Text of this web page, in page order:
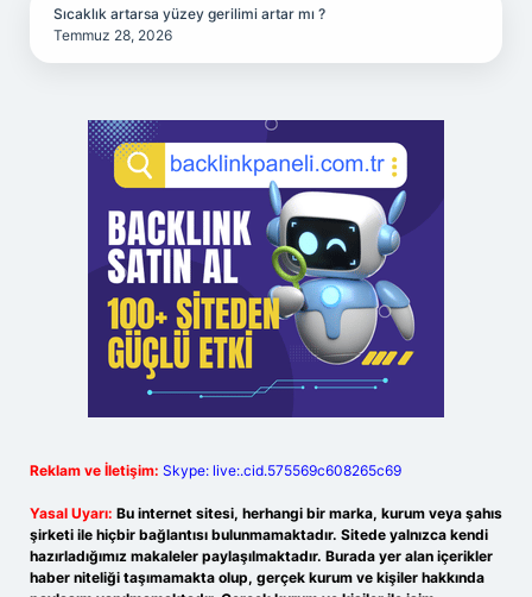
Sıcaklık artarsa yüzey gerilimi artar mı ?
Temmuz 28, 2026
Reklam ve İletişim: Skype: live:.cid.575569c608265c69
Yasal Uyarı: Bu internet sitesi, herhangi bir marka, kurum veya şahıs
şirketi ile hiçbir bağlantısı bulunmamaktadır. Sitede yalnızca kendi
hazırladığımız makaleler paylaşılmaktadır. Burada yer alan içerikler
haber niteliği taşımamakta olup, gerçek kurum ve kişiler hakkında